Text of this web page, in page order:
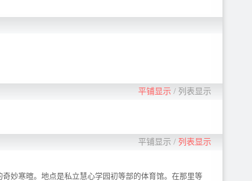
平铺显示/ 列表显示
平铺显示 / 列表显示
妙寒暄。地点是私立慧心学园初等部的体育馆。在那里等